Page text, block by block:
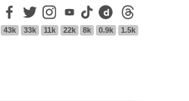
Facebook
43k
Twitter
33k
Instagram
11k
Youtube
22k
Tik Tok
8k
Dailymotion
0.9k 1.5k